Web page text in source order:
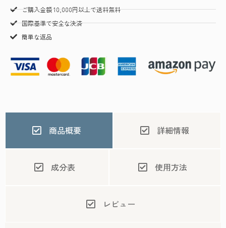
ご購入金額 10,000円以上で送料無料
国際基準で安全な決済
簡単な返品
商品概要 詳細情報
成分表 使用方法
レビュー